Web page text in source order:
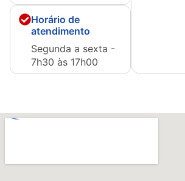
Horário de
atendimento
Segunda a sexta -
7h30 às 17h00